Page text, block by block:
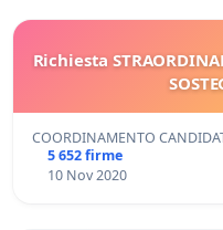
Richiesta
COORDINAMENTO
5 652 firme
10 Nov 2020